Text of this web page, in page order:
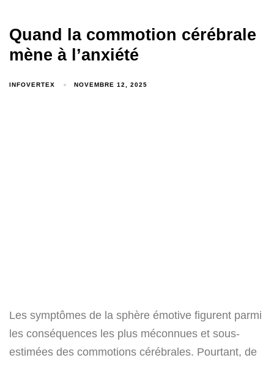
Quand la commotion cérébrale
mène à l’anxiété
INFOVERTEX NOVEMBRE 12, 2025
Les symptômes de la sphère émotive figurent parmi
les conséquences les plus méconnues et sous-
estimées des commotions cérébrales. Pourtant, de